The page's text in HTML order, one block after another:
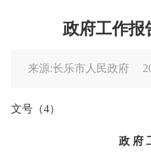
政府工作报
来源:长乐市人民政府
文号（4）
政 府